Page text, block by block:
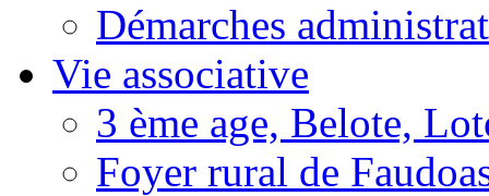
Démarches
Vie associative
3 ème age, Belote,
Foyer rural de